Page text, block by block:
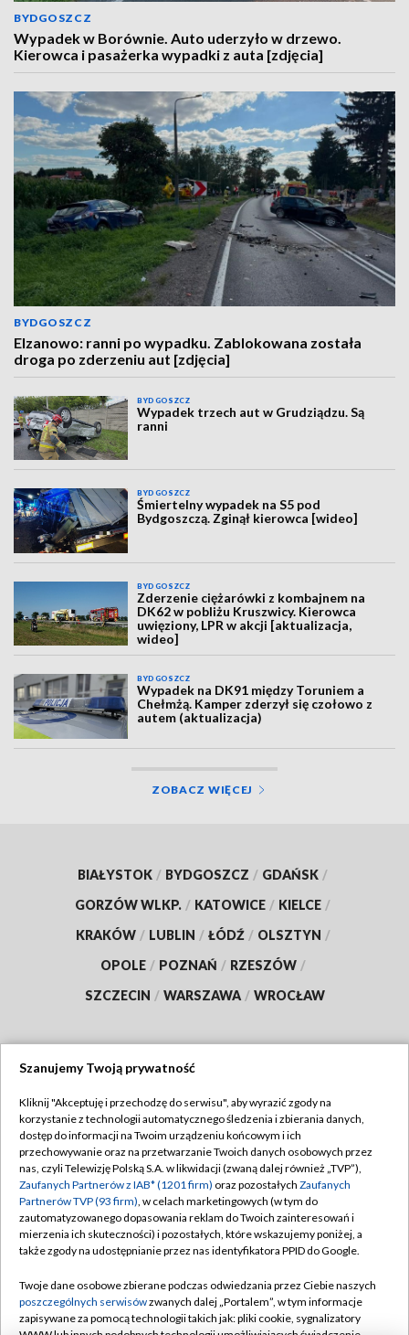
BYDGOSZCZ
Wypadek w Borównie. Auto uderzyło w drzewo.
Kierowca i pasażerka wypadki z auta [zdjęcia]
BYDGOSZCZ
Elzanowo: ranni po wypadku. Zablokowana została
droga po zderzeniu aut [zdjęcia]
BYDGOSZCZ
Wypadek trzech aut w Grudziądzu. Są
ranni
BYDGOSZCZ
Śmiertelny wypadek na S5 pod
Bydgoszczą. Zginął kierowca [wideo]
BYDGOSZCZ
Zderzenie ciężarówki z kombajnem na
DK62 w pobliżu Kruszwicy. Kierowca
uwięziony, LPR w akcji [aktualizacja,
wideo]
BYDGOSZCZ
Wypadek na DK91 między Toruniem a
Chełmżą. Kamper zderzył się czołowo z
autem (aktualizacja)
ZOBACZ WIĘCEJ
BIAŁYSTOK / BYDGOSZCZ / GDAŃSK /
GORZÓW WLKP. / KATOWICE / KIELCE /
KRAKÓW / LUBLIN / ŁÓDŹ / OLSZTYN /
OPOLE / POZNAŃ / RZESZÓW /
SZCZECIN / WARSZAWA / WROCŁAW
TVP
Abonament TVP
Emisja w TVP
Centrum informacji TVP
Naziemna Telewizja Cyfrowa
Rada Programowa
System NOS
Regulamin TVP
Polityka prywatności
Moje zgody
Pomoc
Kontakt
Szanujemy Twoją prywatność
Kliknij "Akceptuję i przechodzę do serwisu", aby wyrazić zgody na
korzystanie z technologii automatycznego śledzenia i zbierania danych,
dostęp do informacji na Twoim urządzeniu końcowym i ich
przechowywanie oraz na przetwarzanie Twoich danych osobowych przez
nas, czyli Telewizję Polską S.A. w likwidacji (zwaną dalej również „TVP”),
Zaufanych Partnerów z IAB* (1201 firm) oraz pozostałych Zaufanych
Partnerów TVP (93 firm), w celach marketingowych (w tym do
zautomatyzowanego dopasowania reklam do Twoich zainteresowań i
mierzenia ich skuteczności) i pozostałych, które wskazujemy poniżej, a
także zgody na udostępnianie przez nas identyfikatora PPID do Google.
Twoje dane osobowe zbierane podczas odwiedzania przez Ciebie naszych
poszczególnych serwisówzwanych dalej „Portalem”, w tym informacje
zapisywane za pomocą technologii takich jak: pliki cookie, sygnalizatory